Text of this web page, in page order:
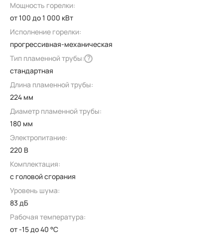
Мощность горелки:
от 100 до 1 000 кВт
Исполнение горелки:
прогрессивная-механическая
Тип пламенной трубы: ?
стандартная
Длина пламенной трубы:
224 мм
Диаметр пламенной трубы:
180 мм
Электропитание:
220 В
Комплектация:
с головой сгорания
Уровень шума:
83 дБ
Рабочая температура:
от -15 до 40 °C